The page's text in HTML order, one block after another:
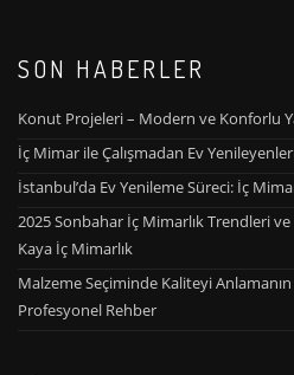
SON HABERLER
Konut Projeleri – Modern ve Konforlu
İç Mimar ile Çalışmadan Ev
İstanbul’da Ev Yenileme Süreci: İç
2025 Sonbahar İç Mimarlık Trendleri
Kaya İç Mimarlık
Malzeme Seçiminde Kaliteyi
Profesyonel Rehber